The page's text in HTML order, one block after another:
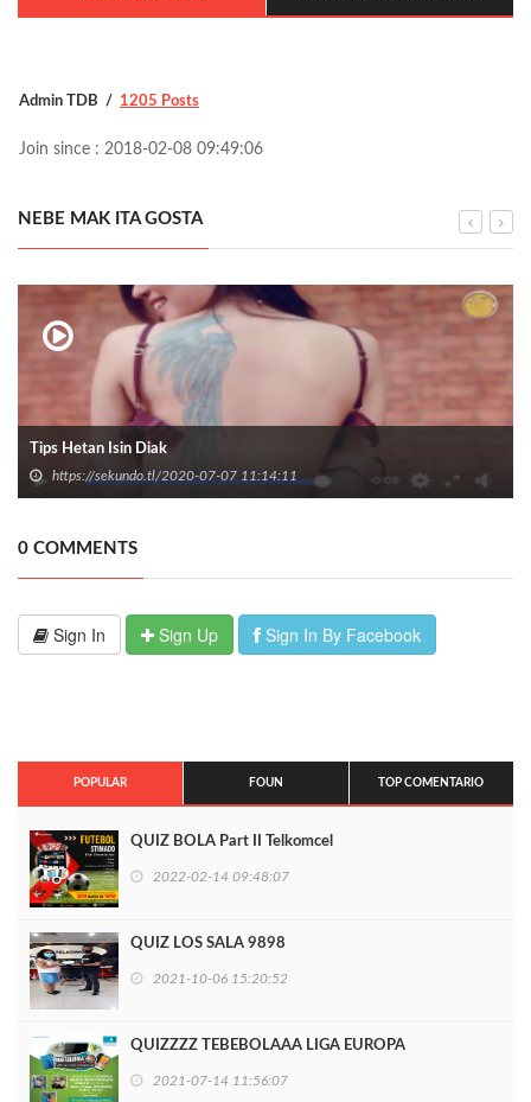
Admin TDB 1205 Posts
Join since : 2018-02-08 09:49:06
NEBE MAK ITA GOSTA
Tips Hetan Isin Diak
https://sekundo.tl/2020-07-07 11:14:11
0 COMMENTS
Sign In Sign Up Sign In By Facebook
POPULAR FOUN TOP COMENTARIO
QUIZ BOLA Part II Telkomcel
2022-02-14 09:48:07
QUIZ LOS SALA 9898
2021-10-06 15:20:52
QUIZZZZ TEBEBOLAAA LIGA EUROPA
2021-07-14 11:56:07